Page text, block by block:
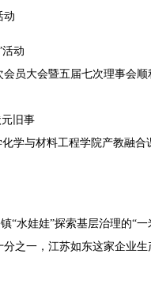
动
活动
员大会暨五届七次理事会顺
旧事
学与材料工程学院产教融合
“水娃娃”探索基层治理的“一
之一，江苏如东这家企业